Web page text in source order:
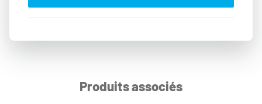
Produits associés